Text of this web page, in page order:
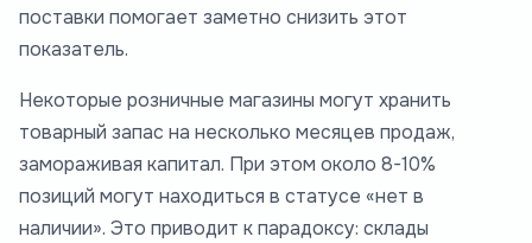
поставки помогает заметно снизить этот
показатель.
Некоторые розничные магазины могут хранить
товарный запас на несколько месяцев продаж,
замораживая капитал. При этом около 8-10%
позиций могут находиться в статусе «нет в
наличии». Это приводит к парадоксу: склады